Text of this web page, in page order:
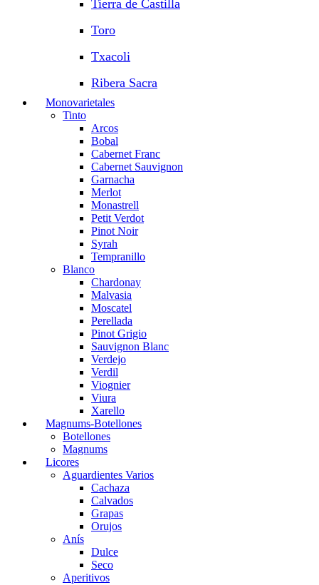
Tierra de Castilla
Toro
Txacoli
Ribera Sacra
Monovarietales
Tinto
Arcos
Bobal
Cabernet Franc
Cabernet Sauvignon
Garnacha
Merlot
Monastrell
Petit Verdot
Pinot Noir
Syrah
Tempranillo
Blanco
Chardonay
Malvasia
Moscatel
Perellada
Pinot Grigio
Sauvignon Blanc
Verdejo
Verdil
Viognier
Viura
Xarello
Magnums-Botellones
Botellones
Magnums
Licores
Aguardientes Varios
Cachaza
Calvados
Grapas
Orujos
Anís
Dulce
Seco
Aperitivos